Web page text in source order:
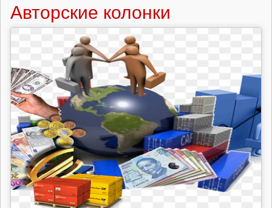
Авторские колонки